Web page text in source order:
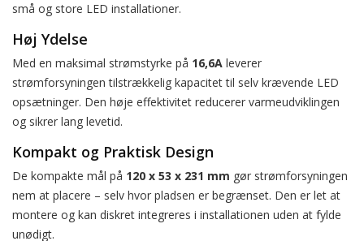
små og store LED installationer.
Høj Ydelse
Med en maksimal strømstyrke på 16,6A leverer
strømforsyningen tilstrækkelig kapacitet til selv krævende LED
opsætninger. Den høje effektivitet reducerer varmeudviklingen
og sikrer lang levetid.
Kompakt og Praktisk Design
De kompakte mål på 120 x 53 x 231 mm gør strømforsyningen
nem at placere – selv hvor pladsen er begrænset. Den er let at
montere og kan diskret integreres i installationen uden at fylde
unødigt.